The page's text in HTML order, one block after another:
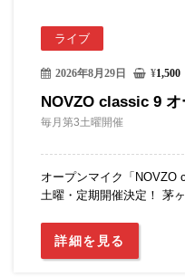
ライブ
2026年8月29日 ¥1,500
NOVZO classic 9
毎月第3土曜開催
オープンマイク「NOVZO
土曜・定期開催決定！ 茅
詳細を見る